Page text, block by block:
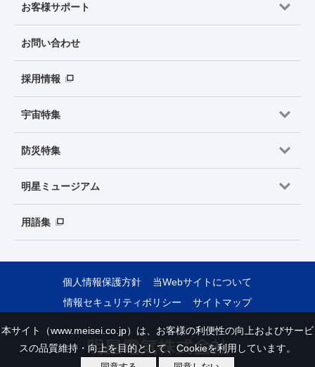
お客様サポート
お問い合わせ
採用情報
宇宙特集
防災特集
明星ミュージアム
用語集
個人情報保護方針
当Webサイトについて
情報セキュリティポリシー
サイトマップ
本サイト（www.meisei.co.jp）は、お客様の利便性の向上およびサービ
スの品質維持・向上を目的として、Cookieを利用しています。